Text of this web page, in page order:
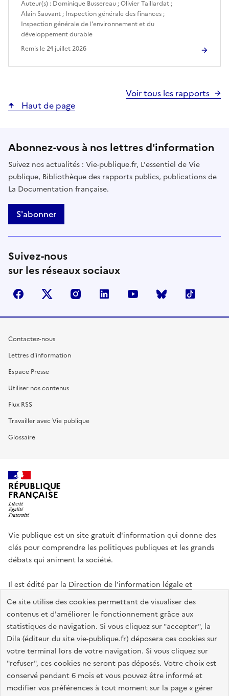
Ce site utilise des cookies permettant de visualiser des
contenus et d'améliorer le fonctionnement grâce aux
statistiques de navigation. Si vous cliquez sur "accepter", la
Dila (éditeur du site vie-publique.fr) déposera ces cookies sur
votre terminal lors de votre navigation. Si vous cliquez sur
"refuser", ces cookies ne seront pas déposés. Votre choix est
conservé pendant 6 mois et vous pouvez être informé et
modifier vos préférences à tout moment sur la page « gérer
Auteur(s) : Dominique Bussereau ;Olivier Taillardat ;
Alain Sauvant ; Inspection générale des finances ;
Inspection générale de l'environnement et du
développement durable
Remis le24 juillet 2026
Voir tous les rapports
Haut de page
Abonnez-vous à nos lettres d'information
Suivez nos actualités : Vie-publique.fr, L'essentiel de Vie
publique, Bibliothèque des rapports publics, publications de
La Documentation française.
S'abonner
Suivez-nous
sur les réseaux sociaux
facebook X (anciennement Twitter)
instagramlinkedin youtube Bluesky
Contactez-nous
Lettres d'information
Espace Presse
Utiliser nos contenus
Flux RSS
Travailler avec Vie publique
Glossaire
RÉPUBLIQUE
FRANÇAISE
Vie publique est un site gratuit d'information qui donne des
clés pour comprendre les politiques publiques et les grands
débats qui animent la société.
Il est édité par la Direction de l'information légale et
administrative
legifrance.gouv.fr info.gouv.fr
data.gouv.fr
service-public.gouv.fr
Accessibilité : totalement conforme Données personnelles